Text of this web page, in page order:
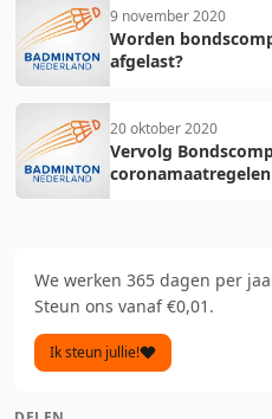
9 november 2020
Worden
afgelast?
20 oktober 2020
Vervolg
coronamaatregelen
We werken 365 dagen per
Steun ons vanaf €0,01.
Ik steun jullie!